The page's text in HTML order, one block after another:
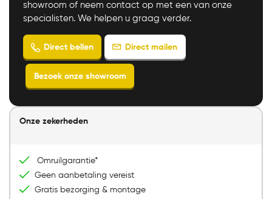
showroom of neem contact op met een van onze
specialisten. We helpen u graag verder.
Direct bellen
Bezoek onze showroom
Onze zekerheden
Omruilgarantie*
Geen aanbetaling vereist
Gratis bezorging & montage